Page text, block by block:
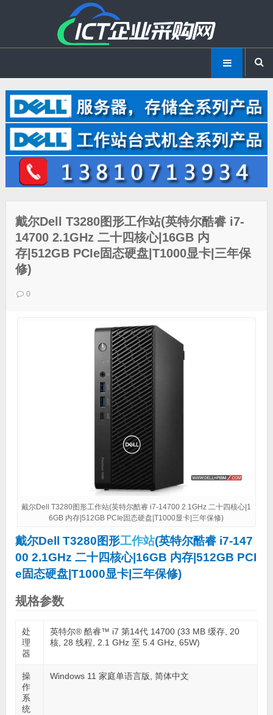
戴尔Dell T3280图形工作站(英特尔酷睿 i7-
14700 2.1GHz 二十四核心|16GB 内
存|512GB PCIe固态硬盘|T1000显卡|三年保
修)
0
戴尔Dell T3280图形工作站(英特尔酷睿 i7-14700 2.1GHz 二十四核心|1
6GB 内存|512GB PCIe固态硬盘|T1000显卡|三年保修)
戴尔Dell T3280图形工作站(英特尔酷睿 i7-147
00 2.1GHz 二十四核心|16GB 内存|512GB PCI
e固态硬盘|T1000显卡|三年保修)
规格参数
处
理
器
英特尔® 酷睿™ i7 第14代 14700 (33 MB 缓存, 20
核, 28 线程, 2.1 GHz 至 5.4 GHz, 65W)
操
作
系
统
Windows 11 家庭单语言版, 简体中文